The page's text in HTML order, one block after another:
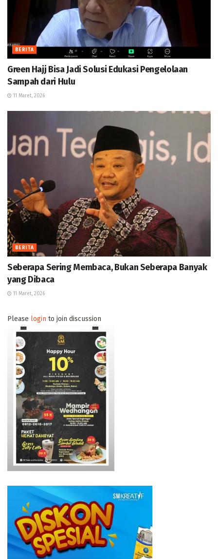
BERITA
Green Hajj Bisa Jadi Solusi Edukasi Pengelolaan
Sampah dari Hulu
11 Maret, 2026
BERITA
Seberapa Sering Membaca, Bukan Seberapa Banyak
yang Dibaca
11 Maret, 2026
Please login to join discussion